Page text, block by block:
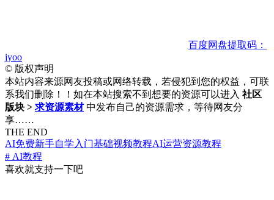
百度网盘提取码：
jyoo
© 版权声明
本站内容来源网友投稿或网络转载，若侵犯到您的权益，可联
系我们删除！！如在本站搜索不到想要的资源可以进入 社区
版块 > 求资源素材 中发布自己的资源需求，等待网友分
享……
THE END
AI免费新手自学入门基础视频教程AI运营资源教程
# AI教程
喜欢就支持一下吧